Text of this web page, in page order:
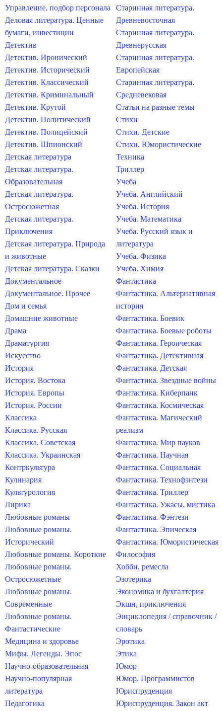
Управление, подбор персонала
Деловая литература. Ценные
бумаги, инвестиции
Детектив
Детектив. Иронический
Детектив. Исторический
Детектив. Классический
Детектив. Криминальный
Детектив. Крутой
Детектив. Политический
Детектив. Полицейский
Детектив. Шпионский
Детская литература
Детская литература.
Образовательная
Детская литература.
Остросюжетная
Детская литература.
Приключения
Детская литература. Природа
и животные
Детская литература. Сказки
Документальное
Документальное. Прочее
Дом и семья
Домашние животные
Драма
Драматургия
Искусство
История
История. Востока
История. Европы
История. России
Классика
Классика. Русская
Классика. Советская
Классика. Украинская
Контркультура
Кулинария
Культурология
Лирика
Любовные романы
Любовные романы.
Исторический
Любовные романы. Короткие
Любовные романы.
Остросюжетные
Любовные романы.
Современные
Любовные романы.
Фантастические
Медицина и здоровье
Мифы. Легенды. Эпос
Научно-образовательная
Научно-популярная
литература
Педагогика
Старинная литература.
Древневосточная
Старинная литература.
Древнерусская
Старинная литература.
Европейская
Старинная литература.
Средневековая
Статьи на разные темы
Стихи
Стихи. Детские
Стихи. Юмористические
Техника
Триллер
Учеба
Учеба. Английский
Учеба. История
Учеба. Математика
Учеба. Русский язык и
литература
Учеба. Физика
Учеба. Химия
Фантастика
Фантастика. Альтернативная
история
Фантастика. Боевик
Фантастика. Боевые роботы
Фантастика. Героическая
Фантастика. Детективная
Фантастика. Детская
Фантастика. Звездные войны
Фантастика. Киберпанк
Фантастика. Космическая
Фантастика. Магический
реализм
Фантастика. Мир пауков
Фантастика. Научная
Фантастика. Социальная
Фантастика. Технофэнтези
Фантастика. Триллер
Фантастика. Ужасы, мистика
Фантастика. Фэнтези
Фантастика. Эпическая
Фантастика. Юмористическая
Философия
Хобби, ремесла
Эзотерика
Экономика и бухгалтерия
Экшн, приключения
Энциклопедия / справочник /
словарь
Эротика
Этика
Юмор
Юмор. Программистов
Юриспруденция
Юриспруденция. Закон акт